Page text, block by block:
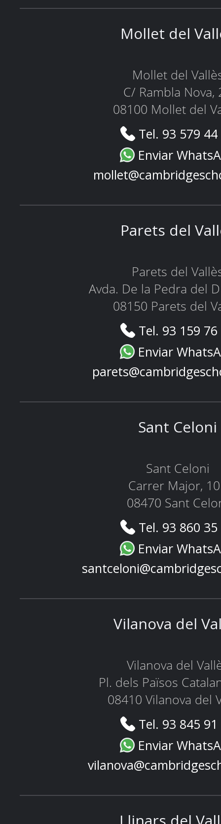
Mollet del
Mollet del
C/ Rambla Nova,
08100 Mollet del
Tel. 93 579
Enviar
Parets del
Parets del
Avda. De la Pedra del
08150 Parets del
Tel. 93 159
Enviar
Sant Celoni
Sant Celoni
Carrer Major,
08470 Sant
Tel. 93 860
Enviar
Vilanova del
Vilanova del
Pl. dels Països
08410 Vilanova del
Tel. 93 845
Enviar